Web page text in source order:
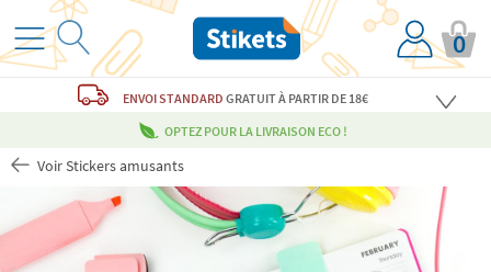
0
ENVOI STANDARDGRATUITÀ PARTIR DE 18€
OPTEZ POUR LA LIVRAISON ECO !
Voir Stickers amusants